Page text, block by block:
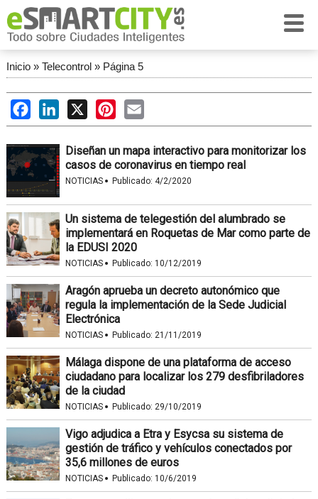
Inicio» Telecontrol» Página 5
FacebookLinkedIn
X PinterestEmail
Diseñan un mapa interactivo para monitorizar los
casos de coronavirus en tiempo real
NOTICIAS · Publicado: 4/2/2020
Un sistema de telegestión del alumbrado se
implementará en Roquetas de Mar como parte de
la EDUSI 2020
NOTICIAS · Publicado: 10/12/2019
Aragón aprueba un decreto autonómico que
regula la implementación de la Sede Judicial
Electrónica
NOTICIAS · Publicado: 21/11/2019
Málaga dispone de una plataforma de acceso
ciudadano para localizar los 279 desfibriladores
de la ciudad
NOTICIAS · Publicado: 29/10/2019
Vigo adjudica a Etra y Esycsa su sistema de
gestión de tráfico y vehículos conectados por
35,6 millones de euros
NOTICIAS · Publicado: 10/6/2019